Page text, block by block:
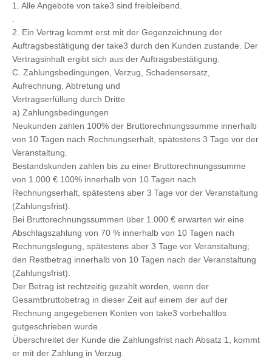
1. Alle Angebote von take3 sind freibleibend.
2. Ein Vertrag kommt erst mit der Gegenzeichnung der
Auftragsbestätigung der take3 durch den Kunden zustande. Der
Vertragsinhalt ergibt sich aus der Auftragsbestätigung.
C. Zahlungsbedingungen, Verzug, Schadensersatz,
Aufrechnung, Abtretung und
Vertragserfüllung durch Dritte
a) Zahlungsbedingungen
Neukunden zahlen 100% der Bruttorechnungssumme innerhalb
von 10 Tagen nach Rechnungserhalt, spätestens 3 Tage vor der
Veranstaltung.
Bestandskunden zahlen bis zu einer Bruttorechnungssumme
von 1.000 € 100% innerhalb von 10 Tagen nach
Rechnungserhalt, spätestens aber 3 Tage vor der Veranstaltung
(Zahlungsfrist).
Bei Bruttorechnungssummen über 1.000 € erwarten wir eine
Abschlagszahlung von 70 % innerhalb von 10 Tagen nach
Rechnungslegung, spätestens aber 3 Tage vor Veranstaltung;
den Restbetrag innerhalb von 10 Tagen nach der Veranstaltung
(Zahlungsfrist).
Der Betrag ist rechtzeitig gezahlt worden, wenn der
Gesamtbruttobetrag in dieser Zeit auf einem der auf der
Rechnung angegebenen Konten von take3 vorbehaltlos
gutgeschrieben wurde.
Überschreitet der Kunde die Zahlungsfrist nach Absatz 1, kommt
er mit der Zahlung in Verzug.